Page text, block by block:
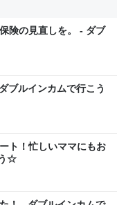
険の見直しを。 - ダブ
ブルインカムで行こう
ト！忙しいママにもお
☆